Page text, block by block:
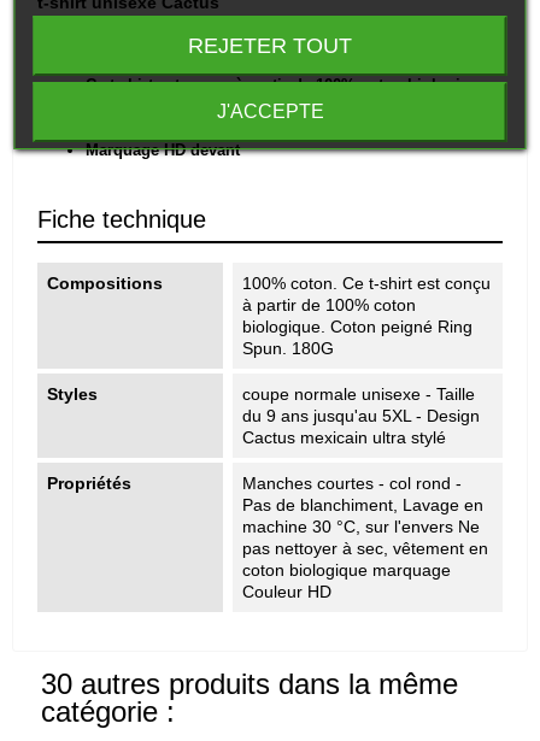
du 9 ans au 5XL - 180g
Cet-shirtestconçuàpartirde100%cotonbiologique.
vêtement transformé à Cahors dans le Lot dans notre
Marquage HD devant
Fiche technique
Compositions
100% coton. Ce t-shirt est conçu
à partir de 100% coton
biologique. Coton peigné Ring
Spun. 180G
Styles
coupe normale unisexe - Taille
du 9 ans jusqu'au 5XL - Design
Cactus mexicain ultra stylé
Propriétés
Manches courtes - col rond -
Pas de blanchiment, Lavage en
machine 30 °C, sur l'envers Ne
pas nettoyer à sec, vêtement en
coton biologique marquage
Couleur HD
30 autres produits dans la même
catégorie :
REJETER TOUT
J'ACCEPTE